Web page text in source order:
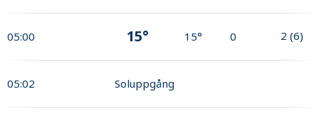
05:00 15° 15° 0 2 (6)
05:02 Soluppgång